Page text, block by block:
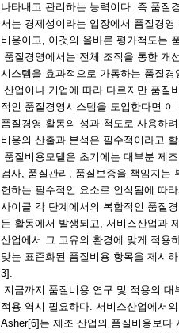
나타내고 관리하는 능력이다. 즉 품질
서는 경제성이라는 입장에서 품질경
비용이고, 이것의 올바른 평가척도는
품질경영에서는 전체 조직을 통한 개
시스템을 효과적으로 가동하는 품질
산업이나 기업에 따라 다르지만 품질
적인 품질경영시스템을 도입한다면
품질경영 활동의 성과 척도로 사용하
비용의 산출과 분석은 필수적이라고
품질비용모델은 초기에는 대부분 제
검사, 품질관리, 품질보증을 책임지는
헌하는 필수적인 요소로 인식됨에 따
사이클 각 단계에서의 복합적인 품질
든 활동에서 발생되고, 서비스산업과
산업에서 그 고유의 환경에 맞게 적용
맞는 표준화된 품질비용 항목을 제시
3].
지금까지 품질비용 연구 및 적용의
적용 역시 필요하다. 서비스산업에서
Asher[6]는 제조 산업의 품질비용보다